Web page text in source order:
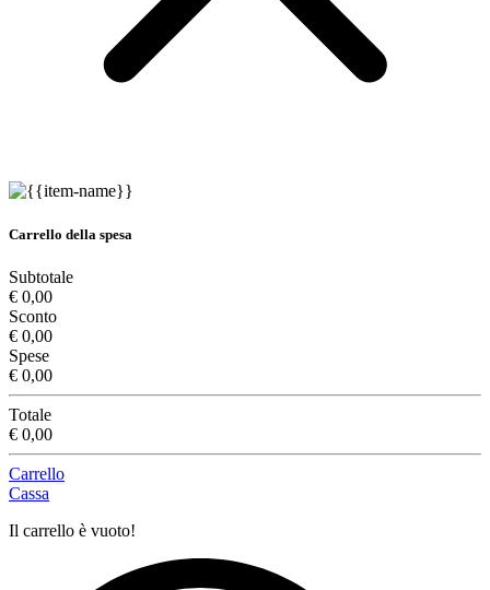
Carrello della spesa
Subtotale
€ 0,00
Sconto
€ 0,00
Spese
€ 0,00
Totale
€ 0,00
Carrello
Cassa
Il carrello è vuoto!